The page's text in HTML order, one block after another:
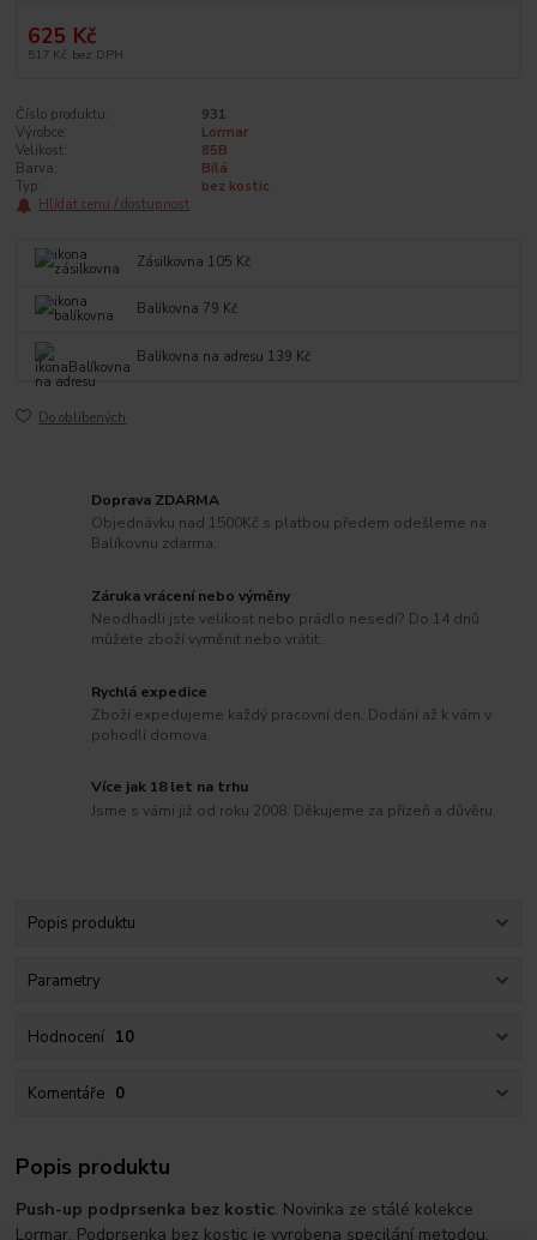
625 Kč
517 Kč bez DPH
Číslo produktu:
931
Výrobce:
Lormar
Velikost:
85B
Barva:
Bílá
Typ:
bez kostic
Hlídat cenu / dostupnost
Zásilkovna 105 Kč
Balíkovna 79 Kč
Balíkovna na adresu 139 Kč
Do oblíbených
Doprava ZDARMA
Objednávku nad 1500Kč s platbou předem odešleme na
Balíkovnu zdarma.
Záruka vrácení nebo výměny
Neodhadli jste velikost nebo prádlo nesedí? Do 14 dnů
můžete zboží vyměnit nebo vrátit.
Rychlá expedice
Zboží expedujeme každý pracovní den. Dodání až k vám v
pohodlí domova.
Více jak 18 let na trhu
Jsme s vámi již od roku 2008. Děkujeme za přízeň a důvěru.
Popis produktu
Parametry
Hodnocení 10
Komentáře 0
Popis produktu
Push-up podprsenka bez kostic. Novinka ze stálé kolekce
Lormar. Podprsenka bez kostic je vyrobena specilání metodou,